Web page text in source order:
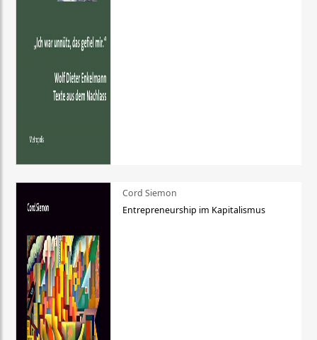
Cord Siemon
Entrepreneurship im Kapitalismus